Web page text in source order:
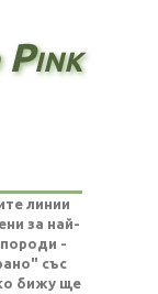
Pink
линии
за най-
-
със
бижу ще